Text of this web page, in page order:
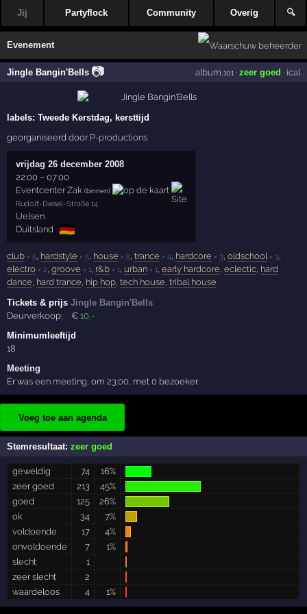
Jij Partyflock Community Overig 🔍
Evenement
Jingle Bangin'Bells 📷 album ,101· zeer goed · ical
labels: Tweede Kerstdag, kersttijd
georganiseerd door P-productions
vrijdag 26 december 2008
22:00 –07:00
Eventcenter Zak (binnen)
Rudolf-Diesel-Straße 14
Uelsen
Duitsland 🇩🇪
club × 5, hardstyle × 5, house × 5,trance × 4, hardcore × 3,oldschool × 3,
electro × 2,groove × 1, r&b × 1, urban × 1,early hardcore,eclectic, hard
dance, hard trance, hip hop,tech house,tribal house
Tickets & prijsJingle Bangin'Bells
Deurverkoop:
€10 ,-
Minimumleeftijd
18
Meeting
Er waseen meeting, om23:00, met 0 bezoeker.
Voeg toe aan agenda
Stemresultaat:zeer goed
geweldig 74
16%
zeer goed
213
45%
goed
125
26%
ok
34
7%
voldoende
17
4%
onvoldoende
7
1%
slecht
1
zeer slecht
2
waardeloos
4 1%